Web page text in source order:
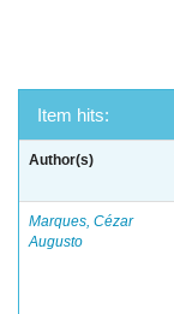
Item hits:
Author(s)
Marques, Cézar
Augusto